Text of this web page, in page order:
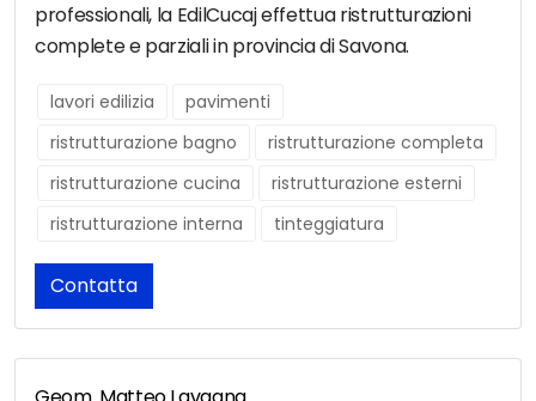
professionali, la EdilCucaj effettua ristrutturazioni
complete e parziali in provincia di Savona.
lavori edilizia
pavimenti
ristrutturazione bagno
ristrutturazione completa
ristrutturazione cucina
ristrutturazione esterni
ristrutturazione interna
tinteggiatura
Contatta